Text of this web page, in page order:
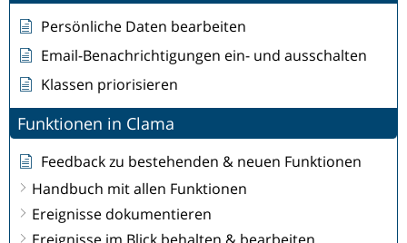
Persönliche Daten bearbeiten
Email-Benachrichtigungen ein- und ausschalten
Klassen priorisieren
Funktionen in Clama
Feedback zu bestehenden & neuen Funktionen
Handbuch mit allen Funktionen
Ereignisse dokumentieren
Ereignisse im Blick behalten & bearbeiten